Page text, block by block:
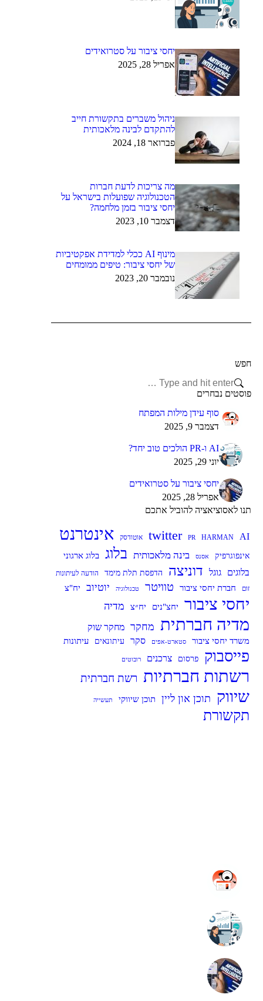
יחסי ציבור על סטרואידים
אפריל 28, 2025
ניהול משברים בתקשורת חייב
להתקדם לבינה מלאכותית
פברואר 18, 2024
מה צריכות לדעת חברות
הטכנולוגיה שפועלות בישראל על
יחסי ציבור בזמן מלחמה?
דצמבר 10, 2023
מינוף AI ככלי למדידת אפקטיביות
של יחסי ציבור: טיפים ממומחים
נובמבר 20, 2023
חפש
Search:
פוסטים נבחרים
סוף עידן מילות המפתח
דצמבר 9, 2025
AI ו-PR הולכים טוב יחד?
יוני 29, 2025
יחסי ציבור על סטרואידים
אפריל 28, 2025
תנו לאסוציאציה להוביל אתכם
AI
HARMAN
PR
twitter אוטודסק אינטרנט
אינפוגרפיק אסנס בינה מלאכותית בלוג בלוג ארגוני
בלוגים
גוגל דוניצה הדפסת תלת מימד
הודעה לעיתונות
זום
חברת יחסי ציבור טוויטר טכנולוגיה יוטיוב יח"צ
יחסי ציבור יחצ"נים יח״צ מדיה
מדיה חברתית מחקר מחקר שוק
משרד יחסי ציבור סטארט-אפים סקר עיתונאים עיתונות
פייסבוק פרסום צרכנים רובוטים
רשתות חברתיות רשת חברתית
שיווק תוכן און ליין תוכן שיווקי תעשייה
תקשורת